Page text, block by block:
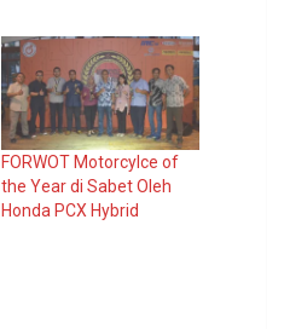
FORWOT Motorcylce of
the Year di Sabet Oleh
Honda PCX Hybrid